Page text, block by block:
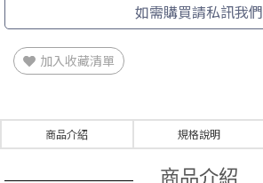
如需購買請私訊我們
加入收藏清單
商品介紹 規格說明
商品介紹